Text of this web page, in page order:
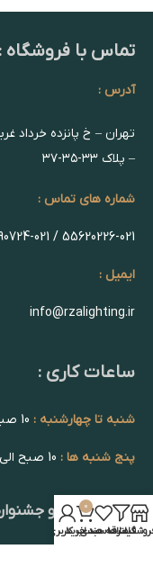
تماس با فروشگاه :
آدرس :
تهران – خ پانزده خرداد
– پلاک ۳۳-۳۵-۳۷
شماره های تماس :
55620226-021 / 55590724-021
ایمیل :
info@rzalighting.ir
ساعات کاری :
شنبه تا چهارشنبه :
پنج شنبه ها :
از تخفیف ها و
فیلترها
علاقه مندی
0
سبد خرید
حساب کاربری من